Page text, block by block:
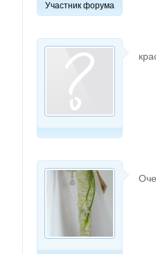
Участник форума